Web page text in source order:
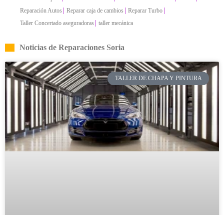
Reparación Autos Reparar caja de cambios Reparar Turbo
Taller Concertado aseguradoras taller mecánica
Noticias de Reparaciones Soria
TALLER DE CHAPA Y PINTURA